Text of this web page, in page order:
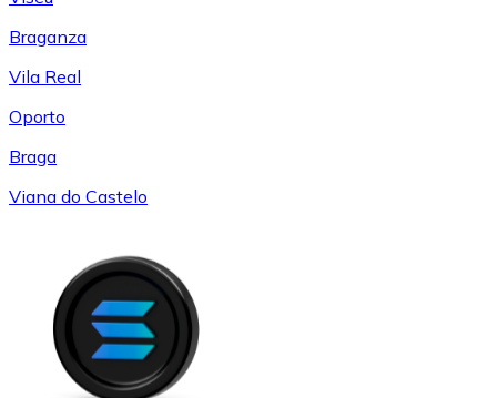
Braganza
Vila Real
Oporto
Braga
Viana do Castelo